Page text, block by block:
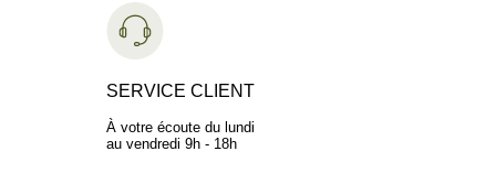
SERVICE CLIENT
À votre écoute du lundi
au vendredi 9h - 18h